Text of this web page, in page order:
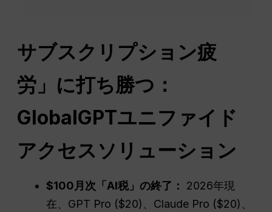
サブスクリプション疲
労」に打ち勝つ：
GlobalGPTユニファイド
アクセスソリューション
$100月次「AI税」の終了：
2026年現
在、GPT Pro ($20)、Claude Pro ($20)、